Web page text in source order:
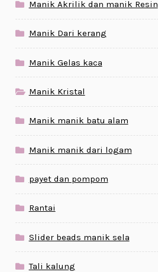
Manik Akrilik dan manik Resin
Manik Dari kerang
Manik Gelas kaca
Manik Kristal
Manik manik batu alam
Manik manik dari logam
payet dan pompom
Rantai
Slider beads manik sela
Tali kalung